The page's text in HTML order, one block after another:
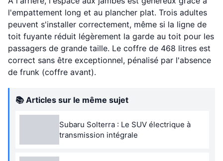
l'empattement long et au plancher plat. Trois adultes
peuvent s'installer correctement, même si la ligne de
toit fuyante réduit légèrement la garde au toit pour les
passagers de grande taille. Le coffre de 468 litres est
correct sans être exceptionnel, pénalisé par l'absence
de frunk (coffre avant).
📚 Articles sur le même sujet
Subaru Solterra : Le SUV électrique à
transmission intégrale